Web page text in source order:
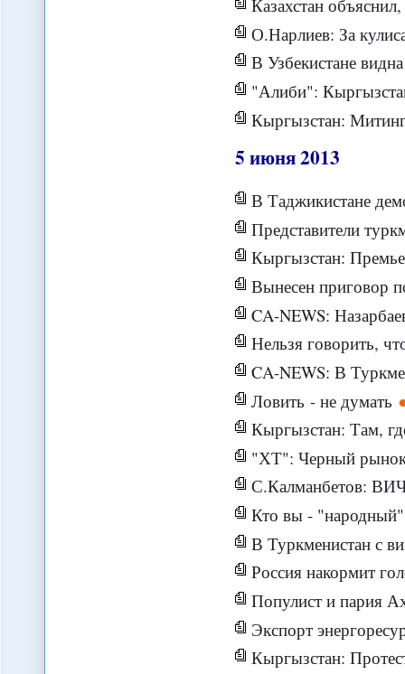
Казахстан объяснил,
О.Нарлиев: За
В Узбекистане видна
"Алиби":
Кыргызстан: Митингующие в Джалал-Абаде
5июня2013
В Таджикистане демократию
Представители туркменских СМИ
Кыргызстан: Премьер-министр
Вынесен приговор по
CA-NEWS: Назарбаев
Нельзя говорить, что
CA-NEWS: В
Ловить - не думать
Кыргызстан: Там, где
"ХТ": Черный рынок
С.Калманбетов:
Кто вы - "народный"
В Туркменистан с визитом
Россия накормит
Популист и пария
Экспорт энергоресурсов в
Кыргызстан: Протестующие в Джалал-Абаде